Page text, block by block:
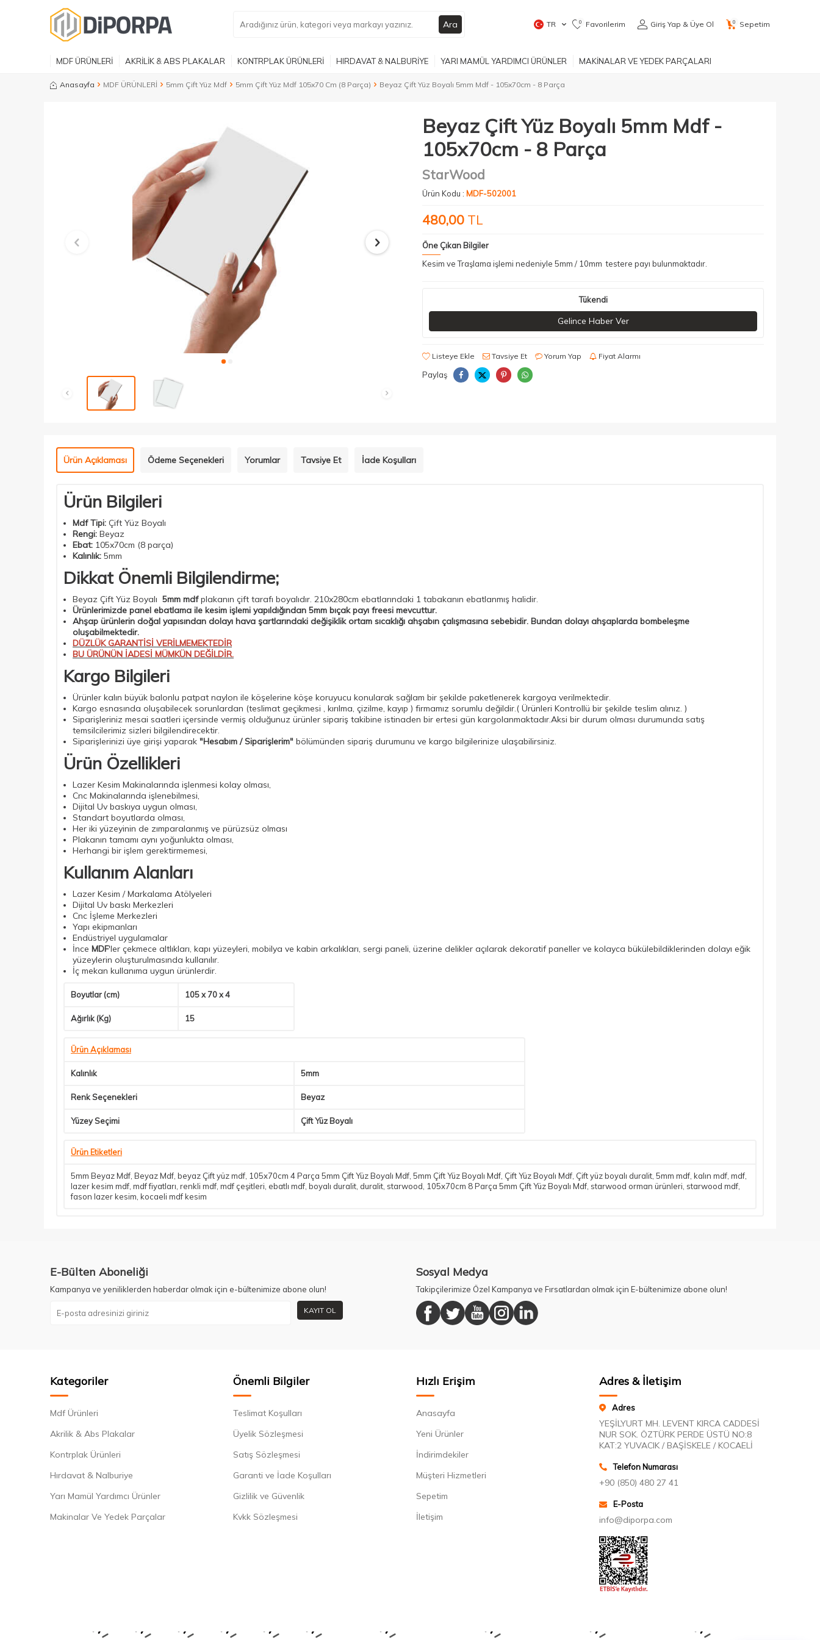
Ara TR 0 Favorilerim Giriş Yap & Üye Ol 0 Sepetim
MDF ÜRÜNLERİ AKRİLİK & ABS PLAKALAR KONTRPLAK ÜRÜNLERİ HIRDAVAT & NALBURİYE YARI MAMÜL YARDIMCI ÜRÜNLER MAKİNALAR VE YEDEK PARÇALARI
Anasayfa MDF ÜRÜNLERİ 5mm Çift Yüz Mdf 5mm Çift Yüz Mdf 105x70 Cm (8 Parça) Beyaz Çift Yüz Boyalı 5mm Mdf - 105x70cm - 8 Parça
Beyaz Çift Yüz Boyalı 5mm Mdf -
105x70cm - 8 Parça
StarWood
Ürün Kodu : MDF-502001
480,00 TL
Öne Çıkan Bilgiler
Kesim ve Traşlama işlemi nedeniyle 5mm / 10mm testere payı bulunmaktadır.
Tükendi
Gelince Haber Ver
Listeye Ekle Tavsiye Et Yorum Yap Fiyat Alarmı
Paylaş
Ürün Açıklaması Ödeme Seçenekleri Yorumlar Tavsiye Et İade Koşulları
Ürün Bilgileri
Mdf Tipi: Çift Yüz Boyalı
Rengi: Beyaz
Ebat: 105x70cm (8 parça)
Kalınlık: 5mm
Dikkat Önemli Bilgilendirme;
Beyaz Çift Yüz Boyalı 5mm mdfplakanın çift tarafı boyalıdır. 210x280cm ebatlarındaki 1 tabakanın ebatlanmış halidir.
Ürünlerimizde panel ebatlama ile kesim işlemi yapıldığından 5mm bıçak payı freesi mevcuttur.
Ahşap ürünlerin doğal yapısından dolayı hava şartlarındaki değişiklik ortam sıcaklığı ahşabın çalışmasına sebebidir. Bundan dolayı ahşaplarda bombeleşme
oluşabilmektedir.
DÜZLÜK GARANTİSİ VERİLMEMEKTEDİR
BU ÜRÜNÜN İADESİ MÜMKÜN DEĞİLDİR.
Kargo Bilgileri
Ürünler kalın büyük balonlu patpat naylon ile köşelerine köşe koruyucu konularak sağlam bir şekilde paketlenerek kargoya verilmektedir.
Kargo esnasında oluşabilecek sorunlardan (teslimat geçikmesi , kırılma, çizilme, kayıp ) firmamız sorumlu değildir.( Ürünleri Kontrollü bir şekilde teslim alınız. )
Siparişleriniz mesai saatleri içersinde vermiş olduğunuz ürünler sipariş takibine istinaden bir ertesi gün kargolanmaktadır.Aksi bir durum olması durumunda satış
temsilcilerimiz sizleri bilgilendirecektir.
Siparişlerinizi üye girişi yaparak "Hesabım / Siparişlerim" bölümünden sipariş durumunu ve kargo bilgilerinize ulaşabilirsiniz.
Ürün Özellikleri
Lazer Kesim Makinalarında işlenmesi kolay olması,
Cnc Makinalarında işlenebilmesi,
Dijital Uv baskıya uygun olması,
Standart boyutlarda olması,
Her iki yüzeyinin de zımparalanmış ve pürüzsüz olması
Plakanın tamamı aynı yoğunlukta olması,
Herhangi bir işlem gerektirmemesi,
Kullanım Alanları
Lazer Kesim / Markalama Atölyeleri
Dijital Uv baskı Merkezleri
Cnc İşleme Merkezleri
Yapı ekipmanları
Endüstriyel uygulamalar
İnce MDF'ler çekmece altlıkları, kapı yüzeyleri, mobilya ve kabin arkalıkları, sergi paneli, üzerine delikler açılarak dekoratif paneller ve kolayca bükülebildiklerinden dolayı eğik
yüzeylerin oluşturulmasında kullanılır.
İç mekan kullanıma uygun ürünlerdir.
Boyutlar (cm) 105 x 70 x 4
Ağırlık (Kg) 15
Ürün Açıklaması
Kalınlık 5mm
Renk Seçenekleri Beyaz
Yüzey Seçimi Çift Yüz Boyalı
Ürün Etiketleri
5mm Beyaz Mdf Beyaz Mdf beyaz Çift yüz mdf 105x70cm 4 Parça 5mm Çift Yüz Boyalı Mdf 5mm Çift Yüz Boyalı Mdf Çift Yüz Boyalı Mdf Çift yüz boyalı duralit 5mm mdf kalın mdf mdf
lazer kesim mdf mdf fiyatları renkli mdf mdf çeşitleri ebatlı mdf boyalı duralit duralit starwood 105x70cm 8 Parça 5mm Çift Yüz Boyalı Mdf starwood orman ürünleri starwood mdf
fason lazer kesim kocaeli mdf kesim
E-Bülten Aboneliği
Kampanya ve yeniliklerden haberdar olmak için e-bültenimize abone olun!
KAYIT OL
Sosyal Medya
Takipçilerimize Özel Kampanya ve Fırsatlardan olmak için E-bültenimize abone olun!
Kategoriler
Mdf Ürünleri
Akrilik & Abs Plakalar
Kontrplak Ürünleri
Hırdavat & Nalburiye
Yarı Mamül Yardımcı Ürünler
Makinalar Ve Yedek Parçalar
Önemli Bilgiler
Teslimat Koşulları
Üyelik Sözleşmesi
Satış Sözleşmesi
Garanti ve İade Koşulları
Gizlilik ve Güvenlik
Kvkk Sözleşmesi
Hızlı Erişim
Anasayfa
Yeni Ürünler
İndirimdekiler
Müşteri Hizmetleri
Sepetim
İletişim
Adres & İletişim
Adres
YEŞİLYURT MH. LEVENT KIRCA CADDESİ
NUR SOK. ÖZTÜRK PERDE ÜSTÜ NO:8
KAT:2 YUVACIK / BAŞİSKELE / KOCAELİ
Telefon Numarası
+90 (850) 480 27 41
E-Posta
info@diporpa.com